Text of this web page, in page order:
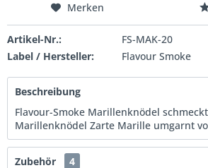
Merken
Artikel-Nr.:
FS-MAK-20
Label / Hersteller:
Flavour Smoke
Beschreibung
Flavour-Smoke Marillenknödel
Marillenknödel Zarte Marille umgarnt
Zubehör
4